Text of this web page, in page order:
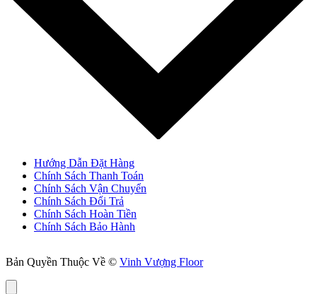
Hướng Dẫn Đặt Hàng
Chính Sách Thanh Toán
Chính Sách Vận Chuyển
Chính Sách Đổi Trả
Chính Sách Hoàn Tiền
Chính Sách Bảo Hành
Bản Quyền Thuộc Về © Vinh Vượng Floor